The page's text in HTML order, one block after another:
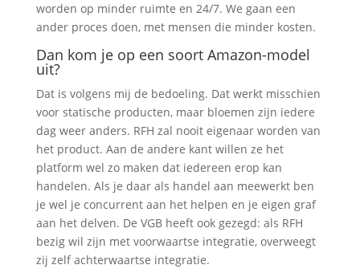
worden op minder ruimte en 24/7. We gaan een
ander proces doen, met mensen die minder kosten.
Dan kom je op een soort Amazon-model
uit?
Dat is volgens mij de bedoeling. Dat werkt misschien
voor statische producten, maar bloemen zijn iedere
dag weer anders. RFH zal nooit eigenaar worden van
het product. Aan de andere kant willen ze het
platform wel zo maken dat iedereen erop kan
handelen. Als je daar als handel aan meewerkt ben
je wel je concurrent aan het helpen en je eigen graf
aan het delven. De VGB heeft ook gezegd: als RFH
bezig wil zijn met voorwaartse integratie, overweegt
zij zelf achterwaartse integratie.